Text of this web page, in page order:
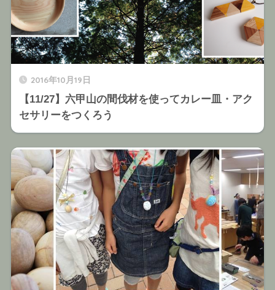
2016年10月19日
【11/27】六甲山の間伐材を使ってカレー皿・アク
セサリーをつくろう